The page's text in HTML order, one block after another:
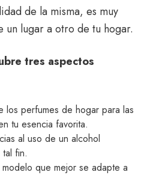
de la misma, es muy
un lugar a otro de tu hogar.
tres aspectos
los perfumes de hogar para las
tu esencia favorita.
al uso de un alcohol
fin.
que mejor se adapte a